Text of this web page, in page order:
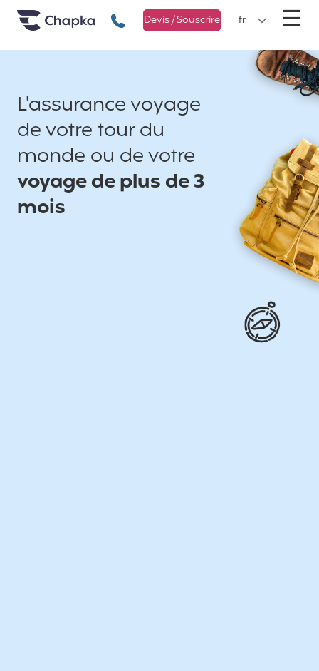
Chapka Assurances Voyages
+33 1 74 85 50 50
Devis / Souscrire fr ☰
L'assurance voyage
de votre tour du
monde ou de votre
voyage de plus de 3
mois